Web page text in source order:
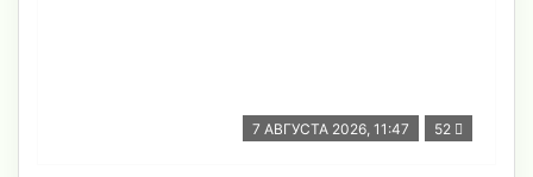
7 АВГУСТА 2026, 11:47 52